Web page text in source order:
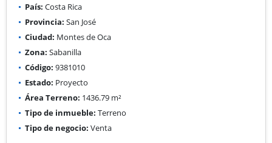
País: Costa Rica
Provincia: San José
Ciudad: Montes de Oca
Zona: Sabanilla
Código: 9381010
Estado: Proyecto
Área Terreno: 1436.79 m²
Tipo de inmueble: Terreno
Tipo de negocio: Venta